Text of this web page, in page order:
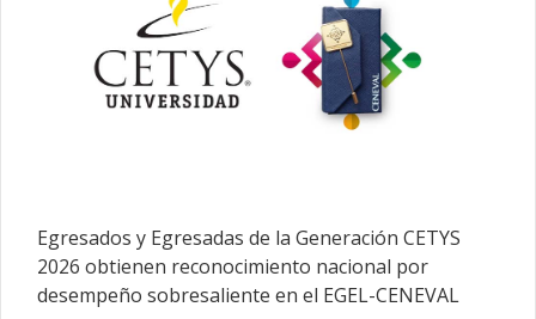
Egresados y Egresadas de la Generación CETYS
2026 obtienen reconocimiento nacional por
desempeño sobresaliente en el EGEL-CENEVAL